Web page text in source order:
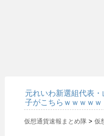
元れいわ新選組代表
子がこちらｗｗｗｗｗ
仮想通貨速報まとめ隊 > 仮